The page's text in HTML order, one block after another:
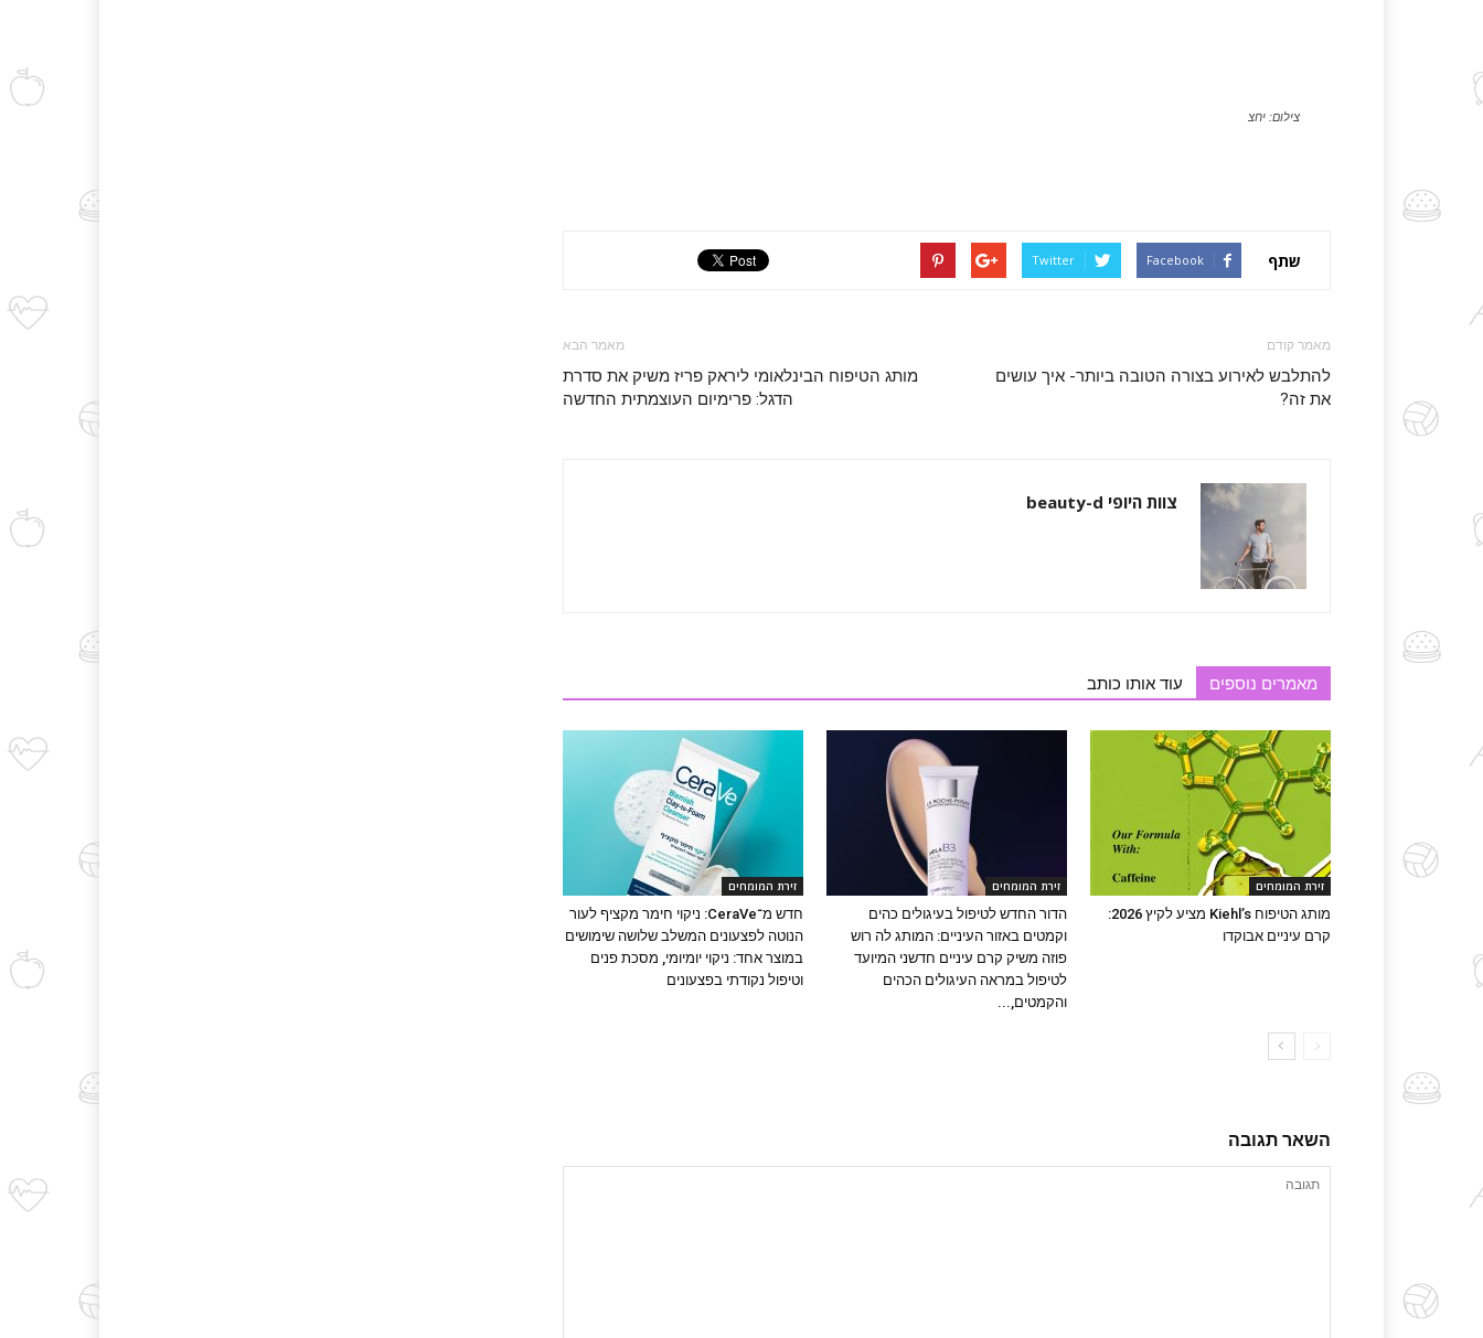
צילום: יחצ
שתף Facebook
Twitter
מאמר קודם
להתלבש לאירוע בצורה הטובה ביותר- איך עושים
את זה?
מאמר הבא
מותג הטיפוח הבינלאומי ליראק פריז משיק את סדרת
הדגל: פרימיום העוצמתית החדשה
צוות היופי beauty-d
מאמרים נוספים עוד אותו כותב
זירת המומחים
מותג הטיפוח Kiehl’s מציע לקיץ 2026:
קרם עיניים אבוקדו
זירת המומחים
הדור החדש לטיפול בעיגולים כהים
וקמטים באזור העיניים: המותג לה רוש
פוזה משיק קרם עיניים חדשני המיועד
לטיפול במראה העיגולים הכהים
והקמטים,...
זירת המומחים
חדש מ־CeraVe: ניקוי חימר מקציף לעור
הנוטה לפצעונים המשלב שלושה שימושים
במוצר אחד: ניקוי יומיומי, מסכת פנים
וטיפול נקודתי בפצעונים
השאר תגובה